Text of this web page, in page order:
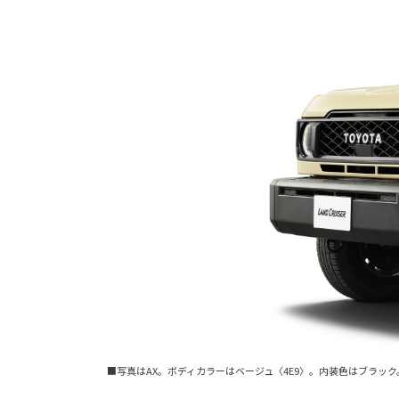
■写真はAX。ボディカラーはベージュ〈4E9〉。内装色はブラック